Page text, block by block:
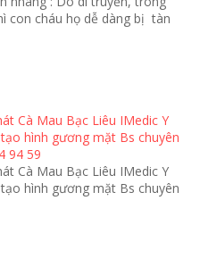
con cháu họ dễ dàng bị tàn
Cà Mau Bạc Liêu IMedic Y
hình gương mặt Bs chuyên
94 59
Cà Mau Bạc Liêu IMedic Y
hình gương mặt Bs chuyên